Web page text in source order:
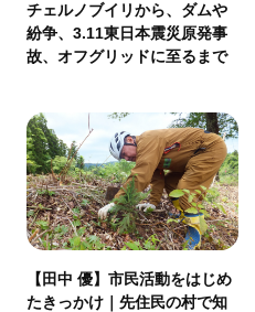
チェルノブイリから、ダムや
紛争、3.11東日本震災原発事
故、オフグリッドに至るまで
【田中 優】市民活動をはじめ
たきっかけ｜先住民の村で知